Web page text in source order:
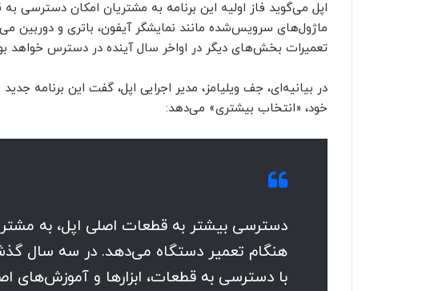
اپل می‌گوید فاز اولیه این برنامه به مشتریان امکان دسترسی به
ماژول‌های سرویس‌شده مانند نمایشگر آیفون، باتری و دوربین
تعمیرات بخش‌های دیگر در اواخر سال آینده در دسترس خواهد
در بیانیه‌ای، جف ویلیامز، مدیر اجرایی اپل، گفت این برنامه
خود، «انتخاب بیشتری» می‌دهد:
دسترسی بیشتر به قطعات اصلی اپل، به
هنگام تعمیر دستگاه می‌دهد. در سه سال
با دسترسی به قطعات، ابزارها و آموزش‌های